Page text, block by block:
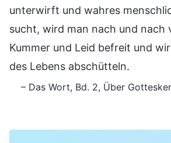
unterwirft und wahres
sucht, wird man nach und nach
Kummer und Leid befreit und
des Lebens abschütteln.
– Das Wort, Bd. 2, Über